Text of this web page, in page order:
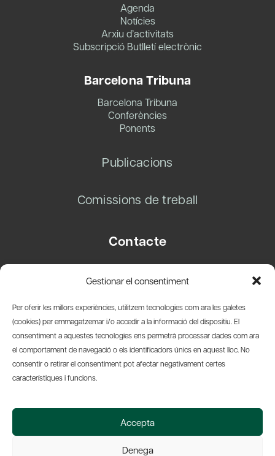
Gestionar el consentiment
Per oferir les millors experiències, utilitzem tecnologies com ara les galetes
(cookies) per emmagatzemar i/o accedir a la informació del dispositiu. El
consentiment a aquestes tecnologies ens permetrà processar dades com ara
el comportament de navegació o els identificadors únics en aquest lloc. No
consentir o retirar el consentiment pot afectar negativament certes
característiques i funcions.
Accepta
Denega
Agenda
Notícies
Arxiu d’activitats
Subscripció Butlletí electrònic
Barcelona Tribuna
Barcelona Tribuna
Conferències
Ponents
Publicacions
Comissions de treball
Contacte
08003 Barcelona
info@amicsdelpais.com
Suscripció Newsletter
© 2026 Societat Econòmica Barcelonesa d'Amics del País